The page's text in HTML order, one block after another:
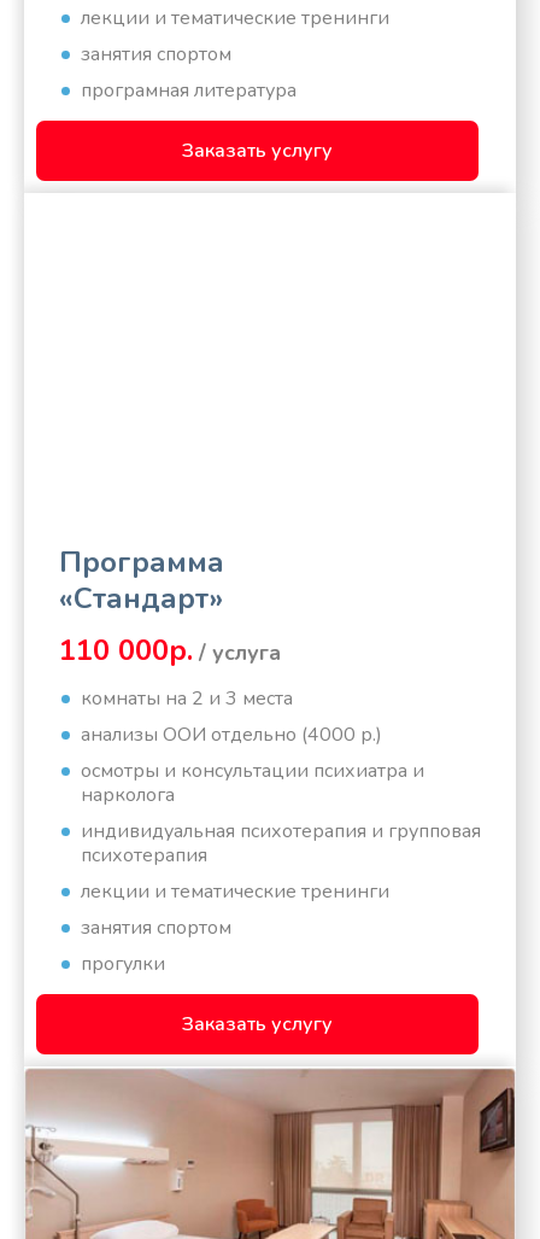
лекции и тематические тренинги
занятия спортом
програмная литература
Заказать услугу
Программа
«Стандарт»
110 000р. / услуга
комнаты на 2 и 3 места
анализы ООИ отдельно (4000 р.)
осмотры и консультации психиатра и
нарколога
индивидуальная психотерапия и групповая
психотерапия
лекции и тематические тренинги
занятия спортом
прогулки
Заказать услугу